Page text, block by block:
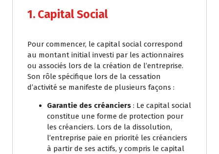
1. Capital Social
Pour commencer, le capital social correspond
au montant initial investi par les actionnaires
ou associés lors de la création de l’entreprise.
Son rôle spécifique lors de la cessation
d’activité se manifeste de plusieurs façons :
Garantie des créanciers : Le capital social
constitue une forme de protection pour
les créanciers. Lors de la dissolution,
l’entreprise paie en priorité les créanciers
à partir de ses actifs, y compris le capital